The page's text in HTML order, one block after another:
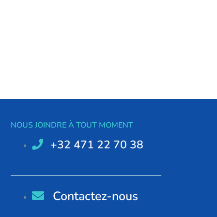
NOUS JOINDRE À TOUT MOMENT
+32 471 22 70 38
Contactez-nous